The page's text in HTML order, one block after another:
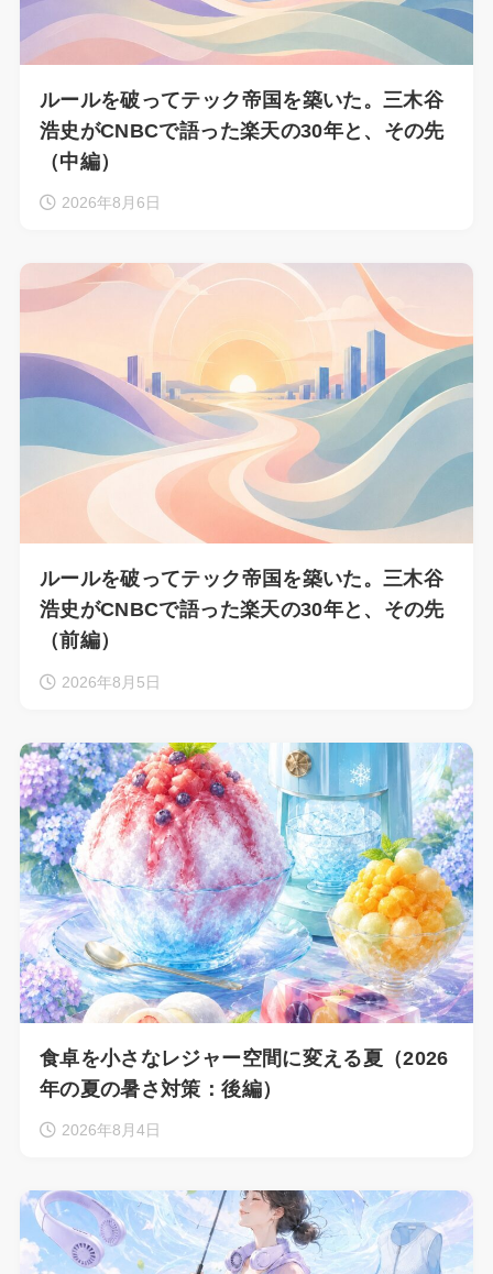
ルールを破ってテック帝国を築いた。三木谷
浩史がCNBCで語った楽天の30年と、その先
（中編）
2026年8月6日
ルールを破ってテック帝国を築いた。三木谷
浩史がCNBCで語った楽天の30年と、その先
（前編）
2026年8月5日
食卓を小さなレジャー空間に変える夏（2026
年の夏の暑さ対策：後編）
2026年8月4日